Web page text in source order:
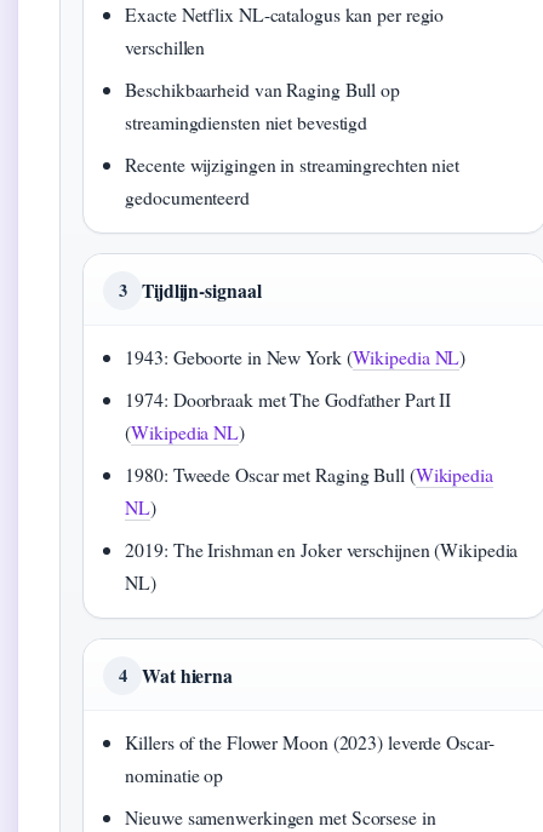
Exacte Netflix NL-catalogus kan per regio
verschillen
Beschikbaarheid van Raging Bull op
streamingdiensten niet bevestigd
Recente wijzigingen in streamingrechten niet
gedocumenteerd
3 Tijdlijn-signaal
1943: Geboorte in New York (Wikipedia NL)
1974: Doorbraak met The Godfather Part II
(Wikipedia NL)
1980: Tweede Oscar met Raging Bull (Wikipedia
NL)
2019: The Irishman en Joker verschijnen (Wikipedia
NL)
4 Wat hierna
Killers of the Flower Moon (2023) leverde Oscar-
nominatie op
Nieuwe samenwerkingen met Scorsese in